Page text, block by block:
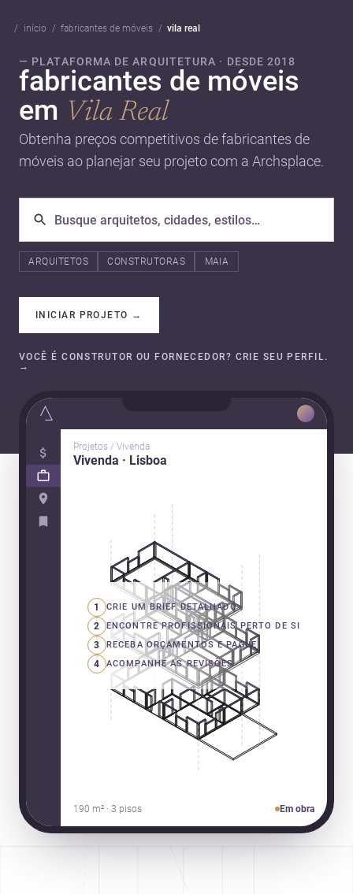
início fabricantes de móveis vila real
— PLATAFORMA DE ARQUITETURA · DESDE 2018
fabricantes de móveis
em Vila Real
Obtenha preços competitivos de fabricantes de
móveis ao planejar seu projeto com a Archsplace.
ARQUITETOS CONSTRUTORAS MAIA
INICIAR PROJETO →
VOCÊ É CONSTRUTOR OU FORNECEDOR? CRIE SEU PERFIL.
→
Projetos / Vivenda
Vivenda · Lisboa
1 CRIE UM BRIEF DETALHADO
2 ENCONTRE PROFISSIONAIS PERTO DE SI
3 RECEBA ORÇAMENTOS E PAGUE
4 ACOMPANHE AS REVISÕES
190 m² · 3 pisos Em obra